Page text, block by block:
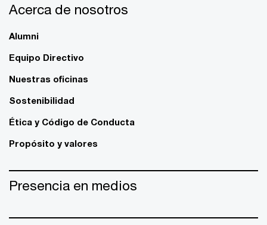
Acerca de nosotros
Alumni
Equipo Directivo
Nuestras oficinas
Sostenibilidad
Ética y Código de Conducta
Propósito y valores
Presencia en medios